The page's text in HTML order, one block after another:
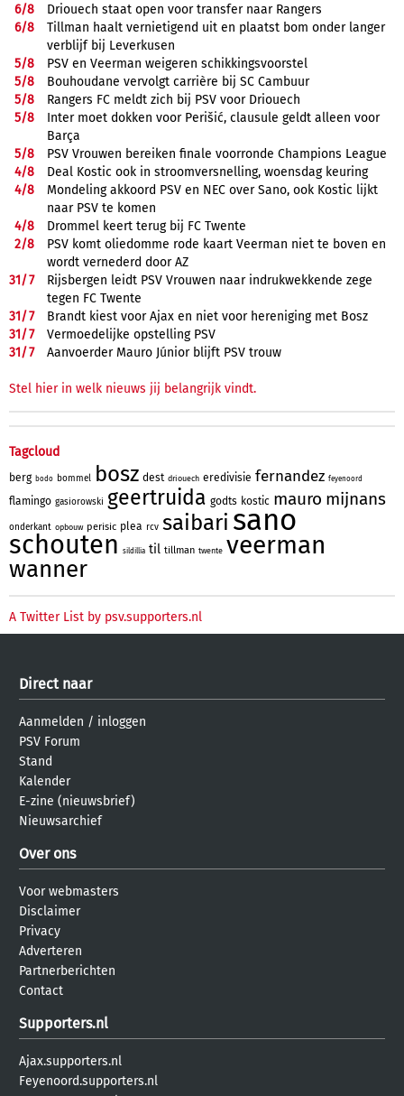
6/8
Driouech staat open voor transfer naar Rangers
6/8
Tillman haalt vernietigend uit en plaatst bom onder langer
verblijf bij Leverkusen
5/8
PSV en Veerman weigeren schikkingsvoorstel
5/8
Bouhoudane vervolgt carrière bij SC Cambuur
5/8
Rangers FC meldt zich bij PSV voor Driouech
5/8
Inter moet dokken voor Perišić, clausule geldt alleen voor
Barça
5/8
PSV Vrouwen bereiken finale voorronde Champions League
4/8
Deal Kostic ook in stroomversnelling, woensdag keuring
4/8
Mondeling akkoord PSV en NEC over Sano, ook Kostic lijkt
naar PSV te komen
4/8
Drommel keert terug bij FC Twente
2/8
PSV komt oliedomme rode kaart Veerman niet te boven en
wordt vernederd door AZ
31/7
Rijsbergen leidt PSV Vrouwen naar indrukwekkende zege
tegen FC Twente
31/7
Brandt kiest voor Ajax en niet voor hereniging met Bosz
31/7
Vermoedelijke opstelling PSV
31/7 Aanvoerder Mauro Júnior blijft PSV trouw
Stel hier in welk nieuws jij belangrijk vindt.
Tagcloud
berg bodo bommel bosz dest driouech eredivisie fernandez feyenoord
flamingo gasiorowski geertruida godts kostic mauro mijnans
onderkant opbouw perisic plea rcv saibari sano
schouten sildillia til tillman twente veerman
wanner
A Twitter List by psv.supporters.nl
Direct naar
Aanmelden / inloggen
PSV Forum
Stand
Kalender
E-zine (nieuwsbrief)
Nieuwsarchief
Over ons
Voor webmasters
Disclaimer
Privacy
Adverteren
Partnerberichten
Contact
Supporters.nl
Ajax.supporters.nl
Feyenoord.supporters.nl